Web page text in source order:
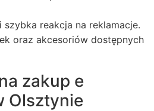
reakcja na reklamacje.
oraz akcesoriów dostępnych
zakup e
Olsztynie